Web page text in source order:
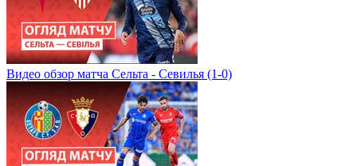
Видео обзор матча Сельта - Севилья (1-0)